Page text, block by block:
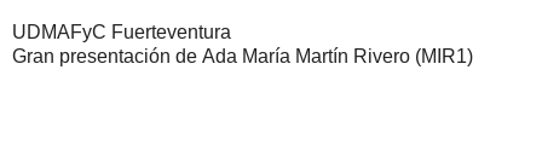
UDMAFyC Fuerteventura
Gran presentación de Ada María Martín Rivero (MIR1)